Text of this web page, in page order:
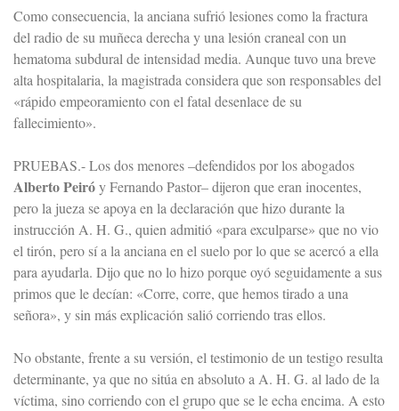
Como consecuencia, la anciana sufrió lesiones como la fractura
del radio de su muñeca derecha y una lesión craneal con un
hematoma subdural de intensidad media. Aunque tuvo una breve
alta hospitalaria, la magistrada considera que son responsables del
«rápido empeoramiento con el fatal desenlace de su
fallecimiento».
PRUEBAS.- Los dos menores –defendidos por los abogados
Alberto Peiróy Fernando Pastor– dijeron que eran inocentes,
pero la jueza se apoya en la declaración que hizo durante la
instrucción A. H. G., quien admitió «para exculparse» que no vio
el tirón, pero sí a la anciana en el suelo por lo que se acercó a ella
para ayudarla. Dijo que no lo hizo porque oyó seguidamente a sus
primos que le decían: «Corre, corre, que hemos tirado a una
señora», y sin más explicación salió corriendo tras ellos.
No obstante, frente a su versión, el testimonio de un testigo resulta
determinante, ya que no sitúa en absoluto a A. H. G. al lado de la
víctima, sino corriendo con el grupo que se le echa encima. A esto